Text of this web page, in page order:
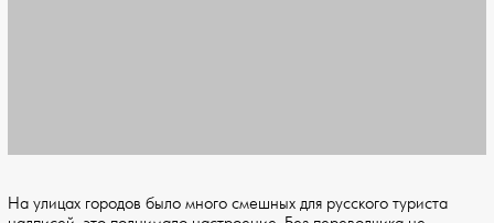
На улицах городов было много смешных для русского туриста